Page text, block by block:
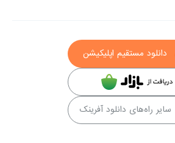
دانلود مستقیم اپلیکیشن
سایر راه‌های دانلود آفرینک